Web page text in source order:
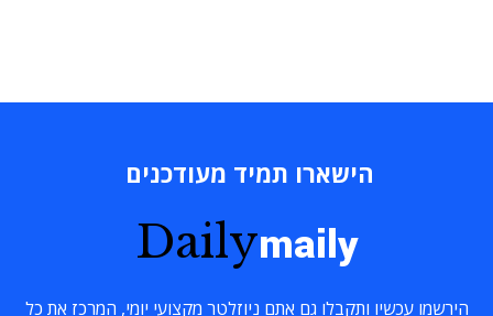
הישארו תמיד מעודכנים
Dailymaily
הירשמו עכשיו ותקבלו גם אתם ניוזלטר מקצועי יומי, המרכז את כל